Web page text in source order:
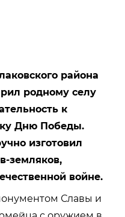
района
родному селу
к
Дню Победы.
изготовил
земляков,
войне.
Славы и